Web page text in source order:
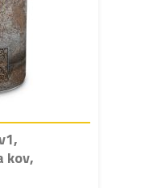
kov,